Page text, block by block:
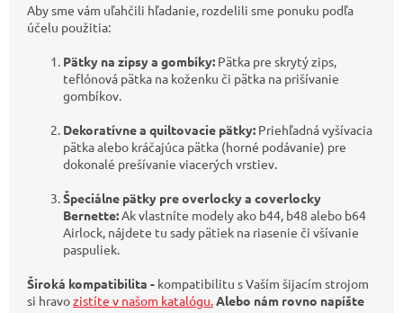
Aby sme vám uľahčili hľadanie, rozdelili sme ponuku podľa
účelu použitia:
Pätky na zipsy a gombíky: Pätka pre skrytý zips,
teflónová pätka na koženku či pätka na prišívanie
gombíkov.
Dekoratívne a quiltovacie pätky: Priehľadná vyšívacia
pätka alebo kráčajúca pätka (horné podávanie) pre
dokonalé prešívanie viacerých vrstiev.
Špeciálne pätky pre overlocky a coverlocky
Bernette:Ak vlastníte modely ako b44, b48 alebo b64
Airlock, nájdete tu sady pätiek na riasenie či všívanie
paspuliek.
Široká kompatibilita - kompatibilitu s Vaším šijacím strojom
si hravozistíte v našom katalógu.Alebo nám rovno napíšte